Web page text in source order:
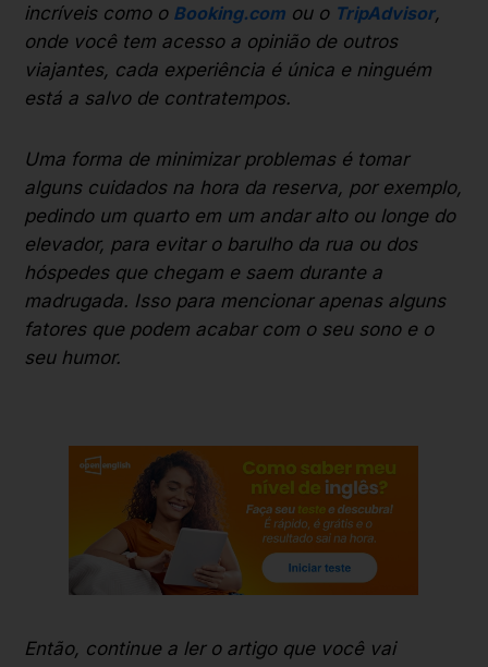
incríveis como o Booking.com ou o TripAdvisor,
onde você tem acesso a opinião de outros
viajantes, cada experiência é única e ninguém
está a salvo de contratempos.
Uma forma de minimizar problemas é tomar
alguns cuidados na hora da reserva, por exemplo,
pedindo um quarto em um andar alto ou longe do
elevador, para evitar o barulho da rua ou dos
hóspedes que chegam e saem durante a
madrugada. Isso para mencionar apenas alguns
fatores que podem acabar com o seu sono e o
seu humor.
Então, continue a ler o artigo que você vai